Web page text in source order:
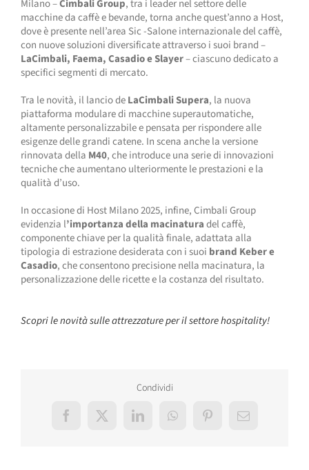
Milano –Cimbali Group, tra i leader nel settore delle
macchine da caffè e bevande, torna anche quest’anno a Host,
dove è presente nell’area Sic -Salone internazionale del caffè,
con nuove soluzioni diversificate attraverso i suoi brand –
LaCimbali, Faema, Casadio e Slayer– ciascuno dedicato a
specifici segmenti di mercato.
Tra le novità, il lancio deLaCimbali Supera, la nuova
piattaforma modulare di macchine superautomatiche,
altamente personalizzabile e pensata per rispondere alle
esigenze delle grandi catene. In scena anche la versione
rinnovata della M40, che introduce una serie di innovazioni
tecniche che aumentano ulteriormente le prestazioni e la
qualità d’uso.
In occasione di Host Milano 2025, infine, Cimbali Group
evidenzia l’importanza della macinaturadel caffè,
componente chiave per la qualità finale, adattata alla
tipologia di estrazione desiderata con i suoi brand Keber e
Casadio, che consentono precisione nella macinatura, la
personalizzazione delle ricette e la costanza del risultato.
Scopri le novità sulle attrezzature per il settore hospitality!
Condividi
Facebook
X LinkedInWhatsAppPinterestEmail